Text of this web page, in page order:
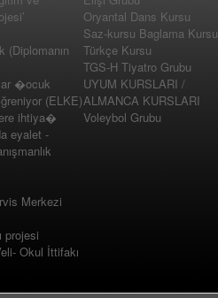
(Diplomanın
�ocuk
(ELKE)
ihtiya�
eyalet -
Merkezi
projesi
Okul İttifakı
Oryantal Dans Kursu
Saz-kursu Baglama Kursu
Türkçe Kursu
TGS-H Tiyatro Grubu
UYUM KURSLARI /
ALMANCA KURSLARI
Voleybol Grubu